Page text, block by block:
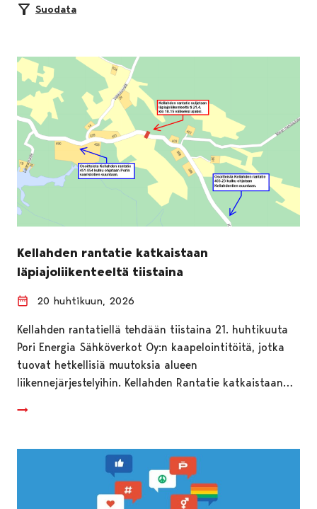
Suodata
Kellahden rantatie katkaistaan
läpiajoliikenteeltä tiistaina
20 huhtikuun, 2026
Kellahden rantatiellä tehdään tiistaina 21. huhtikuuta
Pori Energia Sähköverkot Oy:n kaapelointitöitä, jotka
tuovat hetkellisiä muutoksia alueen
liikennejärjestelyihin. Kellahden Rantatie katkaistaan…